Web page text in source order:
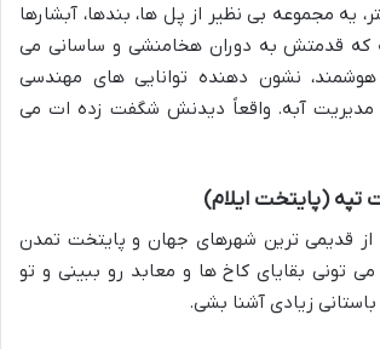
یه مجموعه بی نظیر از پل ها، بندها، آبشارها
که قدمتش به دوران هخامنشی و ساسانی می
نشون دهنده توانایی های مهندسی
مدیریت آبه. واقعاً دیدنش شگفت زده ات می
(پایتخت ایلام)
قدیمی ترین شهرهای جهان و پایتخت تمدن
می تونی بقایای کاخ ها و معابد رو ببینی و تو
زیادی آشنا بشی.